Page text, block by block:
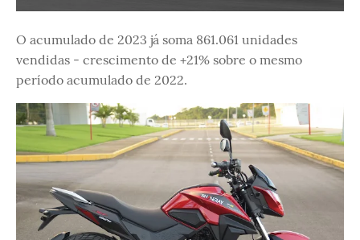
O acumulado de 2023 já soma 861.061 unidades
vendidas - crescimento de +21% sobre o mesmo
período acumulado de 2022.